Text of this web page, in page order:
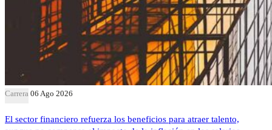
Carrera 06 Ago 2026
El sector financiero refuerza los beneficios para atraer talento,